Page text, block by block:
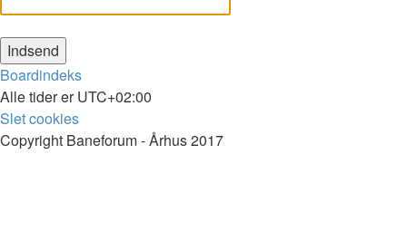
Boardindeks
Alle tider erUTC+02:00
Slet cookies
Copyright Baneforum - Århus 2017